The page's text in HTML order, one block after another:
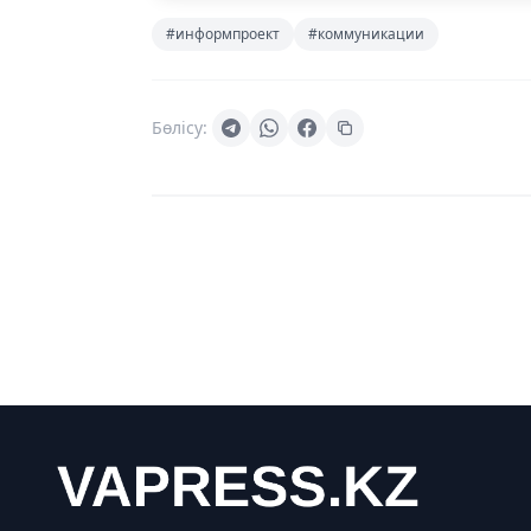
#информпроект #коммуникации
Бөлісу: